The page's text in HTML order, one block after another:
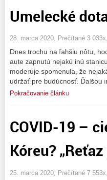
Umelecké
28. marca 2020, Prečítané 3 033x,
Dnes trochu na ľahšiu nôtu,
aute zapnutú nejakú inú
moderuje spomenula, že
udržať pre budúcnosť. Ďalšou
Pokračovanie článku
COVID-19 –
Kóreu?
25. marca 2020, Prečítané 7 553x,